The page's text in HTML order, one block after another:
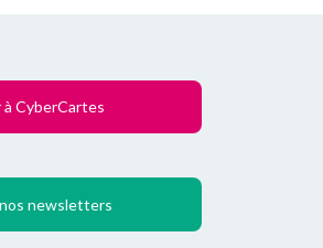
CyberCartes
newsletters